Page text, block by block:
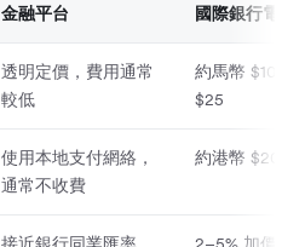
金融平台 國際銀行電匯
透明定價，費用通常
較低
約馬幣 $10 至
$25
使用本地支付網絡，
通常不收費
約港幣 $200